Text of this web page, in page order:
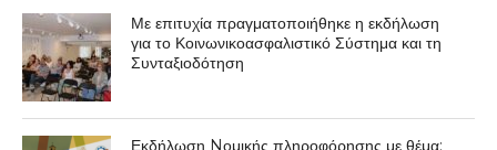
Με επιτυχία πραγματοποιήθηκε η εκδήλωση
για το Κοινωνικοασφαλιστικό Σύστημα και τη
Συνταξιοδότηση
Εκδήλωση Nομικής πληροφόρησης με θέμα: